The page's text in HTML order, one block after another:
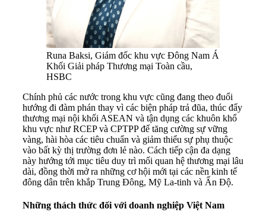
Runa Baksi, Giám đốc khu vực Đông Nam Á
Khối Giải pháp Thương mại Toàn cầu,
HSBC
Chính phủ các nước trong khu vực cũng đang theo đuổi
hướng đi đàm phán thay vì các biện pháp trả đũa, thúc đẩy
thương mại nội khối ASEAN và tận dụng các khuôn khổ
khu vực như RCEP và CPTPP để tăng cường sự vững
vàng, hài hòa các tiêu chuẩn và giảm thiểu sự phụ thuộc
vào bất kỳ thị trường đơn lẻ nào. Cách tiếp cận đa dạng
này hướng tới mục tiêu duy trì mối quan hệ thương mại lâu
dài, đồng thời mở ra những cơ hội mới tại các nền kinh tế
đông dân trên khắp Trung Đông, Mỹ La-tinh và Ấn Độ.
Những thách thức đối với doanh nghiệp Việt Nam